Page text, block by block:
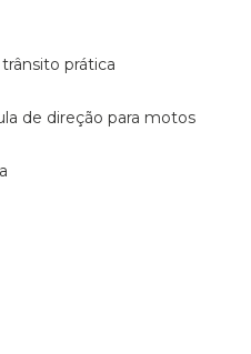
trânsito prática
de direção para motos